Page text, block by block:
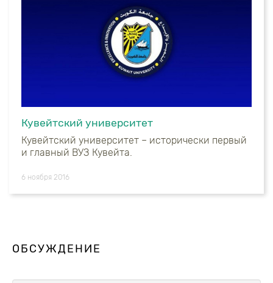
Кувейтский университет
Кувейтский университет – исторически первый
и главный ВУЗ Кувейта.
6 ноября 2016
ОБСУЖДЕНИЕ